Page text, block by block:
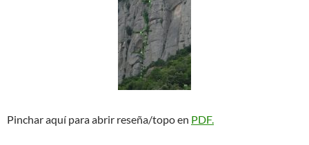
Pinchar aquí para abrir reseña/topo en PDF.